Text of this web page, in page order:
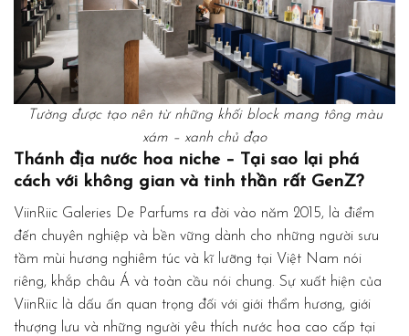
Tường được tạo nên từ những khối block mang tông màu
xám – xanh chủ đạo
Thánh địa nước hoa niche – Tại sao lại phá
cách với không gian và tinh thần rất GenZ?
ViinRiic Galeries De Parfums ra đời vào năm 2015, là điểm
đến chuyên nghiệp và bền vững dành cho những người sưu
tầm mùi hương nghiêm túc và kĩ lưỡng tại Việt Nam nói
riêng, khắp châu Á và toàn cầu nói chung. Sự xuất hiện của
ViinRiic là dấu ấn quan trọng đối với giới thẩm hương, giới
thượng lưu và những người yêu thích nước hoa cao cấp tại